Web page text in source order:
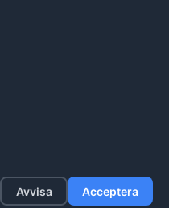
Avvisa Acceptera